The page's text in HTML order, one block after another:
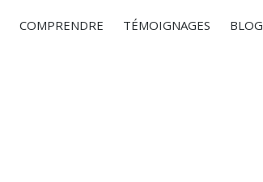
COMPRENDRE TÉMOIGNAGES BLOG